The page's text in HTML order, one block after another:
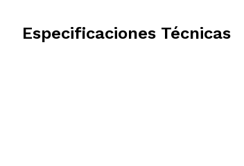
Especificaciones Técnicas